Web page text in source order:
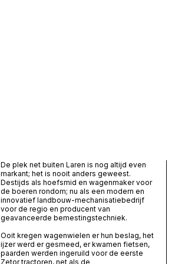
De plek net buiten Laren is nog altijd even
markant; het is nooit anders geweest.
Destijds als hoefsmid en wagenmaker voor
de boeren rondom; nu als een modern en
innovatief landbouw-mechanisatiebedrijf
voor de regio en producent van
geavanceerde bemestingstechniek.
Ooit kregen wagenwielen er hun beslag, het
ijzer werd er gesmeed, er kwamen fietsen,
paarden werden ingeruild voor de eerste
Zetor tractoren, net als de